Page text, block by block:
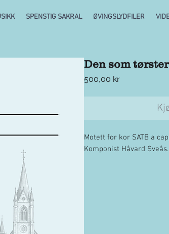
SPENSTIG SAKRAL ØVINGSLYDFILER
Den som tørster
500,00 krPris
Motett for kor SATB a
Komponist Håvard Sveås.